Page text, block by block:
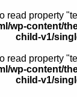
read property
wp-content/
child-v1/
read property
wp-content/
child-v1/